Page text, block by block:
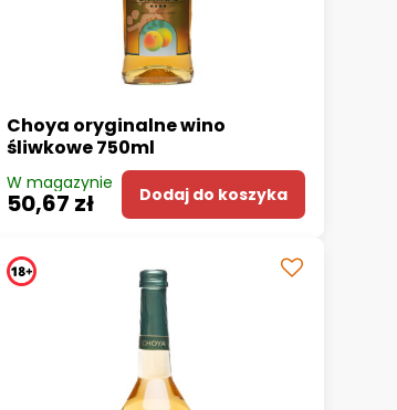
Choya oryginalne wino
śliwkowe 750ml
W magazynie
50,67 zł Dodaj do koszyka